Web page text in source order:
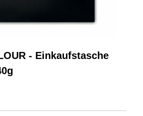
- Einkaufstasche